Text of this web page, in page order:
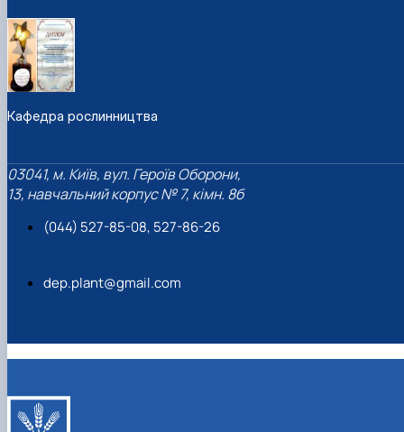
Кафедра рослинництва
03041, м. Київ, вул. Героїв Оборони,
13, навчальний корпус № 7, кімн. 8б
(044) 527-85-08, 527-86-26
dep.plant@gmail.com